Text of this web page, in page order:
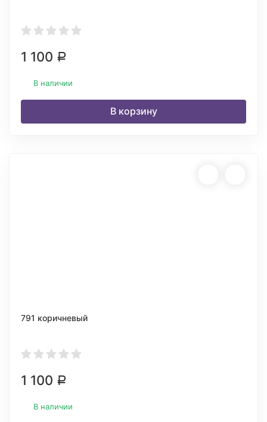
1 100 Р
В наличии
В корзину
791 коричневый
1 100 Р
В наличии